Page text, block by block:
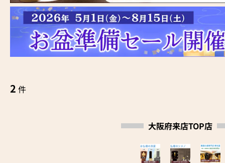
2 件
大阪府来店TOP店